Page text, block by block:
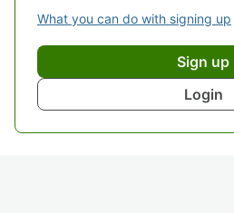
What you can do with signing up
Sign up
Login